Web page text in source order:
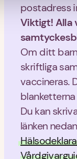
postadress
Viktigt! Alla
Om ditt
skriftliga
vaccineras.
Du kan
länken